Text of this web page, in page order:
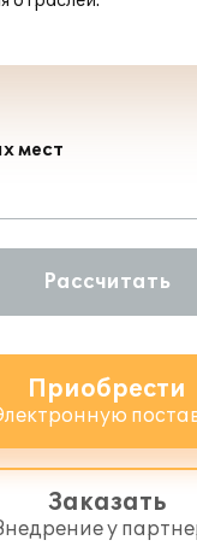
мест
Рассчитать
Приобрести
Заказать
у